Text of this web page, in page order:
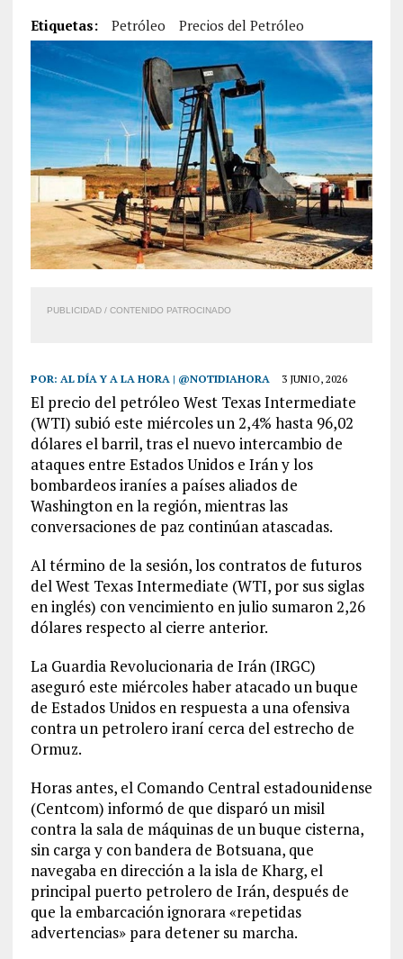
Etiquetas: Petróleo Precios del Petróleo
PUBLICIDAD / CONTENIDO PATROCINADO
POR: AL DÍA Y A LA HORA | @NOTIDIAHORA 3 JUNIO, 2026
El precio del petróleo West Texas Intermediate
(WTI) subió este miércoles un 2,4% hasta 96,02
dólares el barril, tras el nuevo intercambio de
ataques entre Estados Unidos e Irán y los
bombardeos iraníes a países aliados de
Washington en la región, mientras las
conversaciones de paz continúan atascadas.
Al término de la sesión, los contratos de futuros
del West Texas Intermediate (WTI, por sus siglas
en inglés) con vencimiento en julio sumaron 2,26
dólares respecto al cierre anterior.
La Guardia Revolucionaria de Irán (IRGC)
aseguró este miércoles haber atacado un buque
de Estados Unidos en respuesta a una ofensiva
contra un petrolero iraní cerca del estrecho de
Ormuz.
Horas antes, el Comando Central estadounidense
(Centcom) informó de que disparó un misil
contra la sala de máquinas de un buque cisterna,
sin carga y con bandera de Botsuana, que
navegaba en dirección a la isla de Kharg, el
principal puerto petrolero de Irán, después de
que la embarcación ignorara «repetidas
advertencias» para detener su marcha.